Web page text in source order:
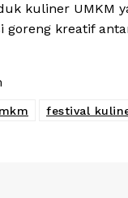
kuliner UMKM
kreatif
festival